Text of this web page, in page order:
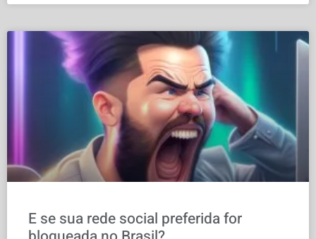
E se sua rede social preferida for